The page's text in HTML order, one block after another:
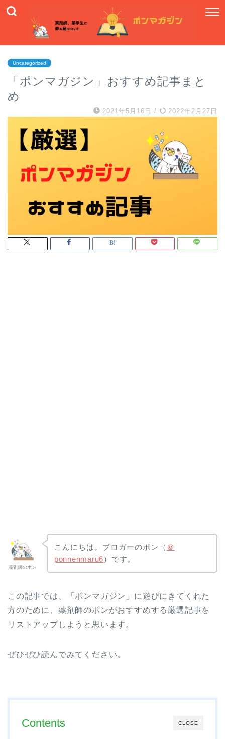
Uncategorized
「ポンマガジン」おすすめ記事まと
め
2021年5月16日 / 2022年2月27日
薬剤師のポン
こんにちは。ブロガーのポン（ ＠
ponnenmaru6）です。
この記事では、「ポンマガジン」に遊びにきてくれた
方のために、薬剤師のポンがおすすめする厳選記事を
リストアップしようと思います。
ぜひぜひ読んでみてください。
CLOSE
Contents